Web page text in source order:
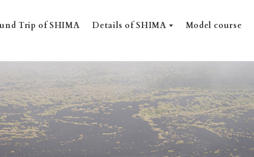
Trip of SHIMA Details of SHIMA Model course